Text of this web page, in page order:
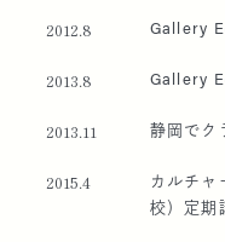
2012.8 Gallery
2013.8 Gallery
2013.11 静岡でク
2015.4
カルチ
校）定期